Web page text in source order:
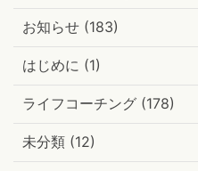
お知らせ (183)
はじめに (1)
ライフコーチング (178)
未分類 (12)